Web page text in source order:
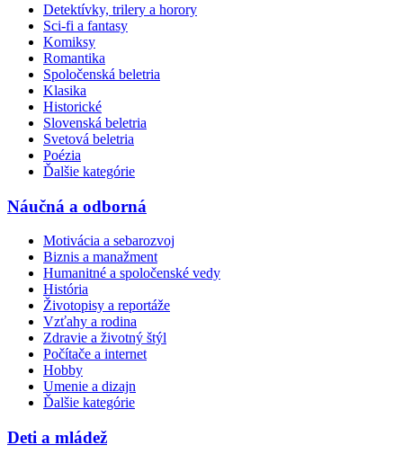
Detektívky, trilery a horory
Sci-fi a fantasy
Komiksy
Romantika
Spoločenská beletria
Klasika
Historické
Slovenská beletria
Svetová beletria
Poézia
Ďalšie kategórie
Náučná a odborná
Motivácia a sebarozvoj
Biznis a manažment
Humanitné a spoločenské vedy
História
Životopisy a reportáže
Vzťahy a rodina
Zdravie a životný štýl
Počítače a internet
Hobby
Umenie a dizajn
Ďalšie kategórie
Deti a mládež